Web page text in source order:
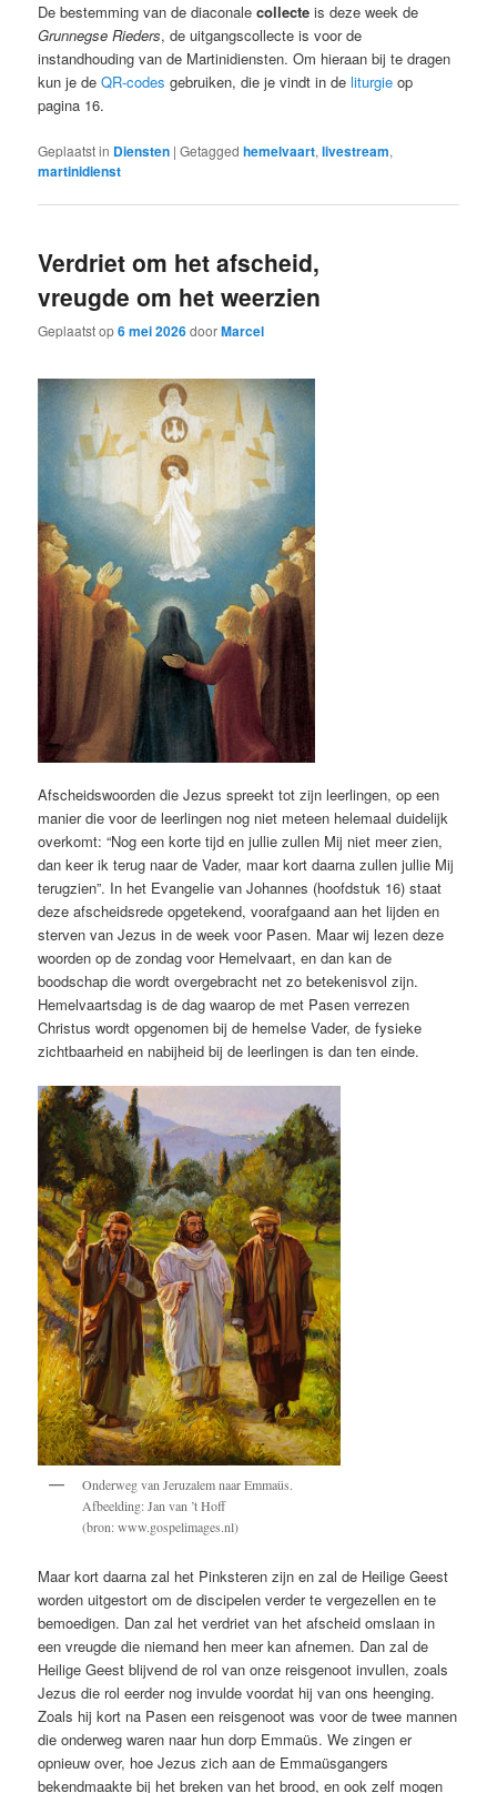
De bestemming van de diaconalecollecte is deze week de
Grunnegse Rieders, de uitgangscollecte is voor de
instandhouding van de Martinidiensten. Om hieraan bij te dragen
kun je deQR-codes gebruiken, die je vindt in deliturgie op
pagina 16.
Geplaatst in Diensten |Getagged hemelvaart,livestream,
martinidienst
Verdriet om het afscheid,
vreugde om het weerzien
Geplaatst op6 mei 2026doorMarcel
Afscheidswoorden die Jezus spreekt tot zijn leerlingen, op een
manier die voor de leerlingen nog niet meteen helemaal duidelijk
overkomt: “Nog een korte tijd en jullie zullen Mij niet meer zien,
dan keer ik terug naar de Vader, maar kort daarna zullen jullie Mij
terugzien”. In het Evangelie van Johannes (hoofdstuk 16) staat
deze afscheidsrede opgetekend, voorafgaand aan het lijden en
sterven van Jezus in de week voor Pasen. Maar wij lezen deze
woorden op de zondag voor Hemelvaart, en dan kan de
boodschap die wordt overgebracht net zo betekenisvol zijn.
Hemelvaartsdag is de dag waarop de met Pasen verrezen
Christus wordt opgenomen bij de hemelse Vader, de fysieke
zichtbaarheid en nabijheid bij de leerlingen is dan ten einde.
Onderweg van Jeruzalem naar Emmaüs.
Afbeelding: Jan van ’t Hoff
(bron: www.gospelimages.nl)
Maar kort daarna zal het Pinksteren zijn en zal de Heilige Geest
worden uitgestort om de discipelen verder te vergezellen en te
bemoedigen. Dan zal het verdriet van het afscheid omslaan in
een vreugde die niemand hen meer kan afnemen. Dan zal de
Heilige Geest blijvend de rol van onze reisgenoot invullen, zoals
Jezus die rol eerder nog invulde voordat hij van ons heenging.
Zoals hij kort na Pasen een reisgenoot was voor de twee mannen
die onderweg waren naar hun dorp Emmaüs. We zingen er
opnieuw over, hoe Jezus zich aan de Emmaüsgangers
bekendmaakte bij het breken van het brood, en ook zelf mogen